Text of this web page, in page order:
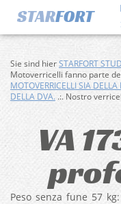
Sie sind hierSTARFORT
Motoverricelli fanno parte
MOTOVERRICELLI SIA
DELLA DVA. .:. Nostro
VA
Peso senza fune 57